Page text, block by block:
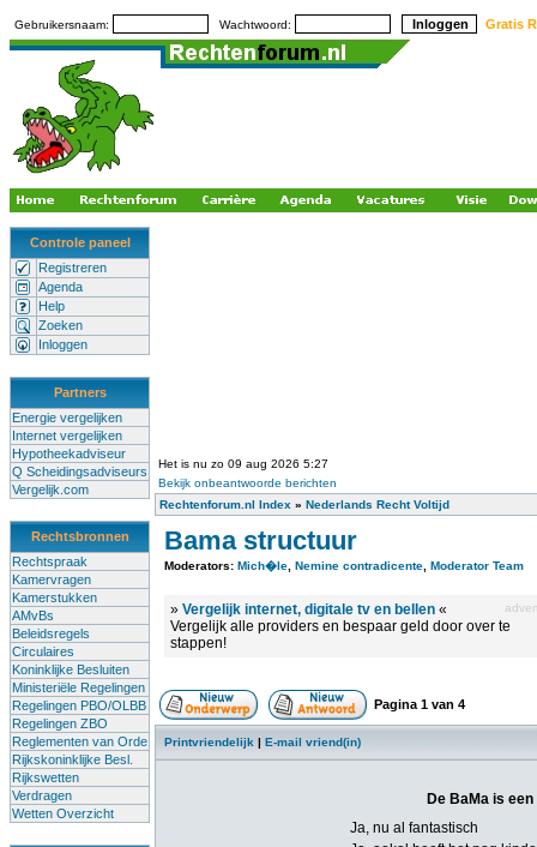
Gebruikersnaam: Wachtwoord: Gratis
Controle paneel
Registreren
Agenda
Help
Zoeken
Inloggen
Partners
Energie vergelijken
Internet vergelijken
Hypotheekadviseur
Q Scheidingsadviseurs
Vergelijk.com
Rechtsbronnen
Rechtspraak
Kamervragen
Kamerstukken
AMvBs
Beleidsregels
Circulaires
Koninklijke Besluiten
Ministeriële Regelingen
Regelingen PBO/OLBB
Regelingen ZBO
Reglementen van Orde
Rijkskoninklijke Besl.
Rijkswetten
Verdragen
Wetten Overzicht
Het is nu zo 09 aug 2026 5:27
Bekijk onbeantwoorde berichten
Rechtenforum.nl Index » Nederlands Recht Voltijd
Bama structuur
Moderators: Mich�le Nemine contradicente Moderator Team
» Vergelijk internet, digitale tv en bellen «
Vergelijk alle providers en bespaar geld door over te
stappen!
Pagina 1 van 4
Printvriendelijk | E-mail vriend(in)
De BaMa is
Ja, nu al fantastisch